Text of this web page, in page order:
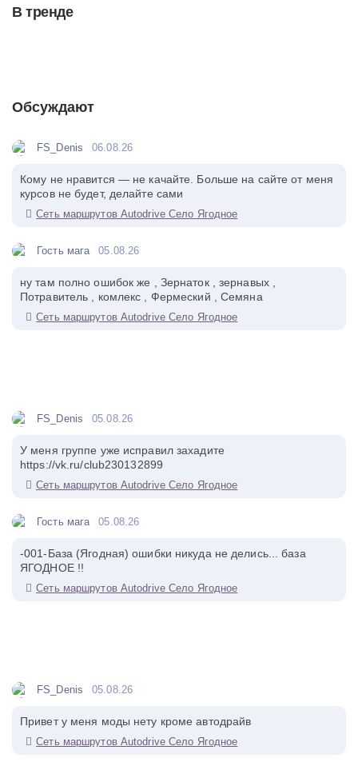
В тренде
Обсуждают
FS_Denis 06.08.26
Кому не нравится — не качайте. Больше на сайте от меня
курсов не будет, делайте сами
Сеть маршрутов Autodrive Село Ягодное
Гость мага 05.08.26
ну там полно ошибок же , Зернаток , зернавых ,
Потравитель , комлекс , Фермеский , Семяна
Сеть маршрутов Autodrive Село Ягодное
FS_Denis 05.08.26
У меня группе уже исправил захадите
https://vk.ru/club230132899
Сеть маршрутов Autodrive Село Ягодное
Гость мага 05.08.26
-001-База (Ягодная) ошибки никуда не делись... база
ЯГОДНОЕ !!
Сеть маршрутов Autodrive Село Ягодное
FS_Denis 05.08.26
Привет у меня моды нету кроме автодрайв
Сеть маршрутов Autodrive Село Ягодное